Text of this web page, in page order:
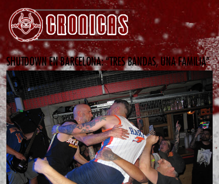
SHUTDOWN EN BARCELONA: “TRES BANDAS, UNA FAMILIA”